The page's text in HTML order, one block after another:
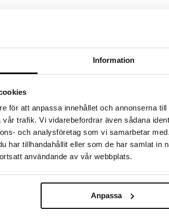
Information
för att anpassa innehållet och annonserna
trafik. Vi vidarebefordrar även sådana
och analysföretag som vi samarbetar
har tillhandahållit eller som de har samlat in
användande av vår webbplats.
Anpassa
ja ympäristötekijät, jotka muuttavat ihon
että nuoruusgeenit inaktivoituvat, mikä
jälkeen Eucerin on löytänyt tavan reaktivoida
Clock Technology -teknologiamme avulla:
saa ihon näyttämään nuoremmalta kuin sen
merkkiä, mikä näkyy seuraavasti: